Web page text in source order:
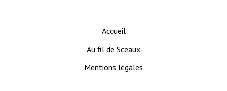
Accueil
Au fil de Sceaux
Mentions légales